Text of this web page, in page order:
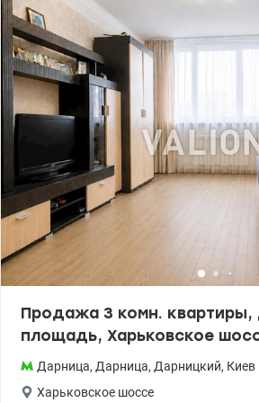
Продажа 3 комн. квартиры,
площадь, Харьковское
Дарница, Дарница, Дарницкий, Киев
Харьковское шоссе